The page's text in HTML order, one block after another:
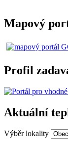
Mapový
Profil
Aktuální
Výběr lokality